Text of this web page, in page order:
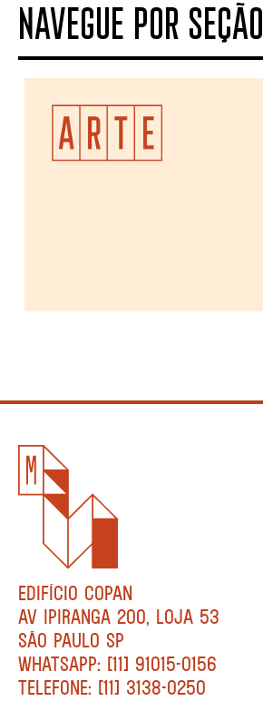
NAVEGUE POR SEÇÃO
EDIFÍCIO COPAN
AV IPIRANGA 200, LOJA 53
SÃO PAULO SP
WHATSAPP: [11] 91015-0156
TELEFONE: [11] 3138-0250